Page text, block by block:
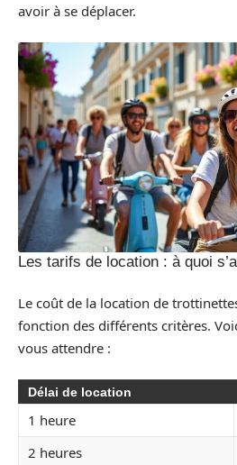
avoir à se déplacer.
Les tarifs de location : à quoi
Le coût de la location de
fonction des différents critères.
vous attendre :
Délai de location
1 heure
2 heures